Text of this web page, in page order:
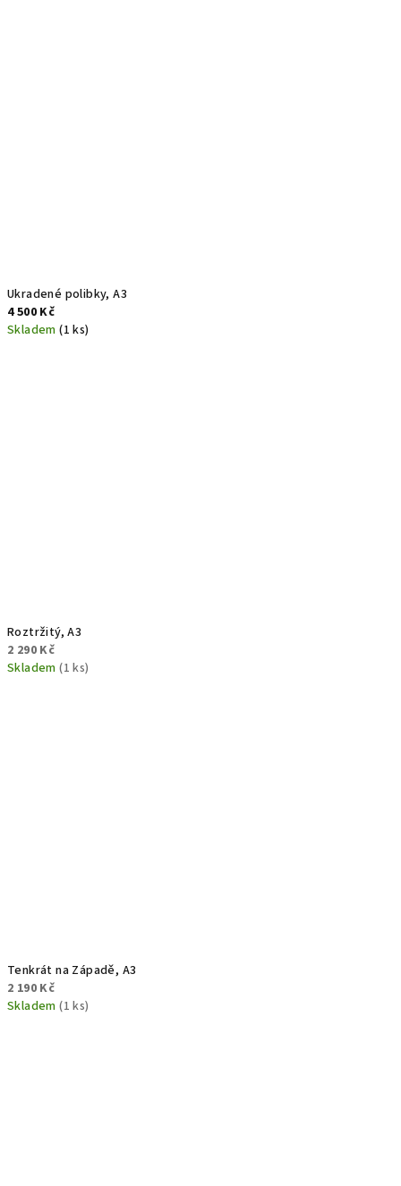
Ukradené polibky, A3
4 500 Kč
Skladem(1 ks)
Roztržitý, A3
2 290 Kč
Skladem(1 ks)
Tenkrát na Západě, A3
2 190 Kč
Skladem(1 ks)